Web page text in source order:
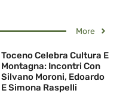
More
Toceno Celebra Cultura E
Montagna: Incontri Con
Silvano Moroni, Edoardo
E Simona Raspelli